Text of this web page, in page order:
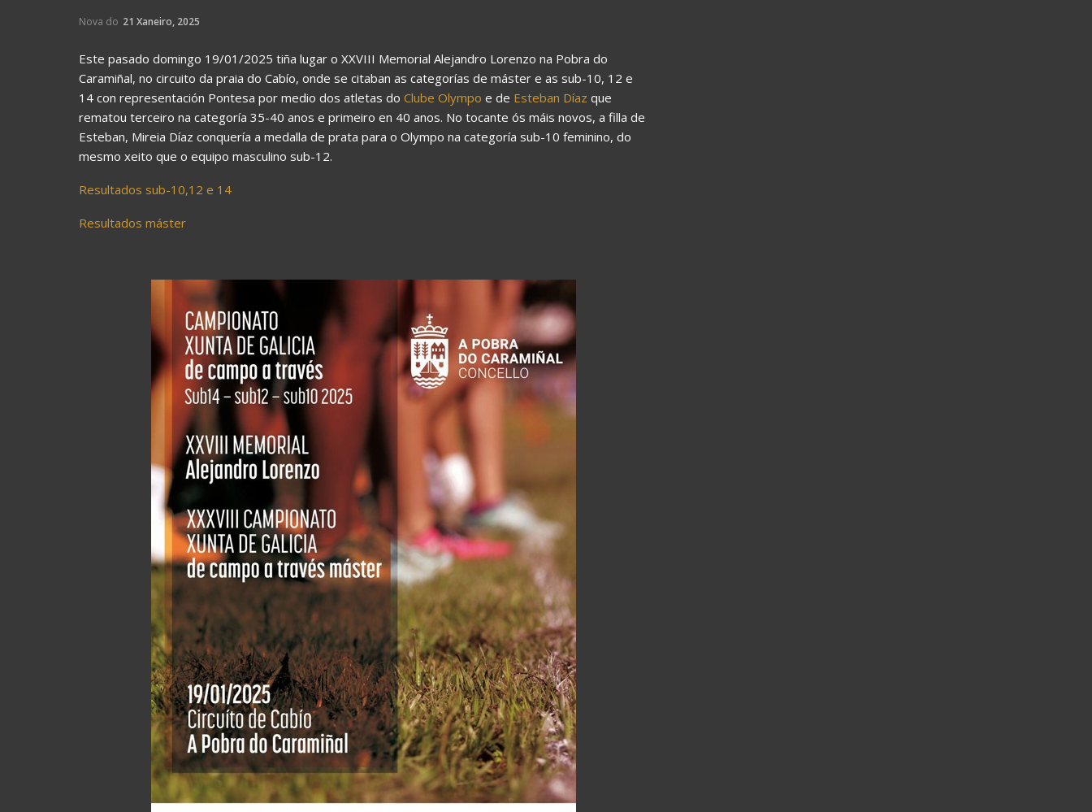
Nova do 21 Xaneiro, 2025
Este pasado domingo 19/01/2025 tiña lugar o XXVIII Memorial Alejandro Lorenzo na Pobra do
Caramiñal, no circuito da praia do Cabío, onde se citaban as categorías de máster e as sub-10, 12 e
14 con representación Pontesa por medio dos atletas do Clube Olympo e de Esteban Díaz que
rematou terceiro na categoría 35-40 anos e primeiro en 40 anos. No tocante ós máis novos, a filla de
Esteban, Mireia Díaz conquería a medalla de prata para o Olympo na categoría sub-10 feminino, do
mesmo xeito que o equipo masculino sub-12.
Resultados sub-10,12 e 14
Resultados máster